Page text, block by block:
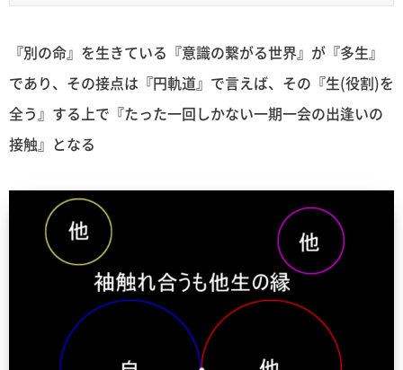
『別の命』を生きている『意識の繋がる世界』が『多生』
であり、その接点は『円軌道』で言えば、その『生(役割)を
全う』する上で『たった一回しかない一期一会の出逢いの
接触』となる